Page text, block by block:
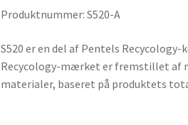
Produktnummer: S520-A
S520 er en del af Pentels
Recycology-mærket er fremstillet af
materialer, baseret på produktets